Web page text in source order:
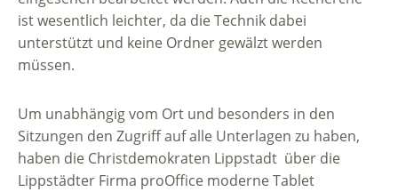
ist wesentlich leichter, da die Technik dabei
unterstützt und keine Ordner gewälzt werden
müssen.
Um unabhängig vom Ort und besonders in den
Sitzungen den Zugriff auf alle Unterlagen zu haben,
haben die Christdemokraten Lippstadt über die
Lippstädter Firma proOffice moderne Tablet